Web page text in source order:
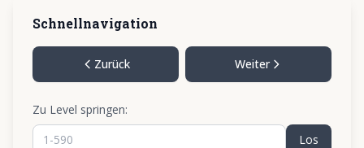
Schnellnavigation
Zurück Weiter
Zu Level springen:
Los